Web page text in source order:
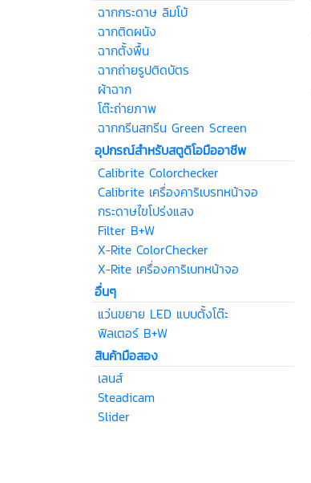
ฉากกระดาษ ลิมโบ้
ฉากติดผนัง
ฉากตั้งพื้น
ฉากถ่ายรูปติดบัตร
ผ้าฉาก
โต๊ะถ่ายภาพ
ฉากกรีนสกรีน Green Screen
อุปกรณ์สำหรับสตูดิโอมืออาชีพ
Calibrite Colorchecker
Calibrite เครื่องคาริเบรทหน้าจอ
กระดาษไขโปร่งแสง
Filter B+W
X-Rite ColorChecker
X-Rite เครื่องคาริเบทหน้าจอ
อื่นๆ
แว่นขยาย LED แบบตั้งโต๊ะ
ฟิลเตอร์ B+W
สินค้ามือสอง
เลนส์
Steadicam
Slider